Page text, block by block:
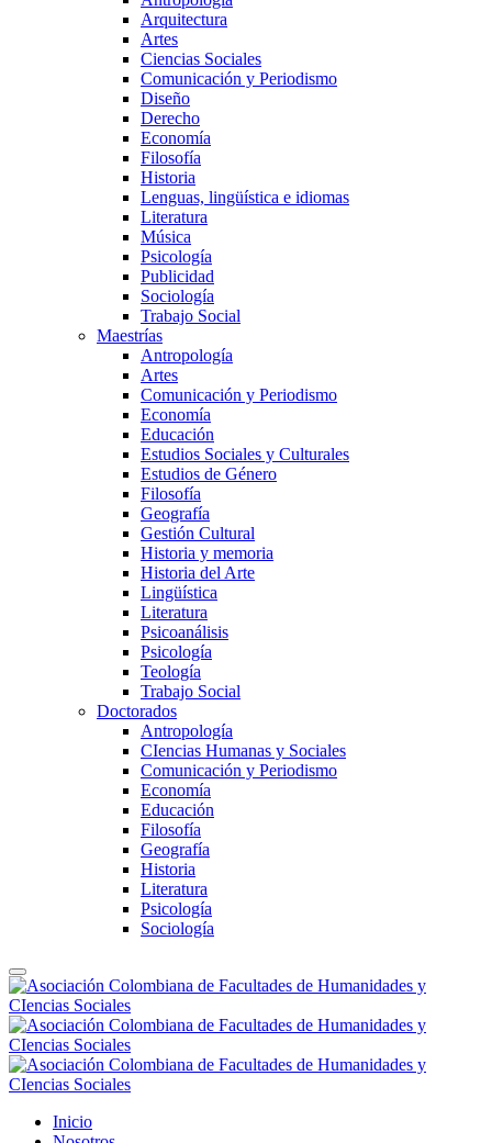
Arquitectura
Artes
Ciencias Sociales
Comunicación y Periodismo
Diseño
Derecho
Economía
Filosofía
Historia
Lenguas, lingüística e idiomas
Literatura
Música
Psicología
Publicidad
Sociología
Trabajo Social
Maestrías
Antropología
Artes
Comunicación y Periodismo
Economía
Educación
Estudios Sociales y Culturales
Estudios de Género
Filosofía
Geografía
Gestión Cultural
Historia y memoria
Historia del Arte
Lingüística
Literatura
Psicoanálisis
Psicología
Teología
Trabajo Social
Doctorados
Antropología
CIencias Humanas y Sociales
Comunicación y Periodismo
Economía
Educación
Filosofía
Geografía
Historia
Literatura
Psicología
Sociología
Inicio